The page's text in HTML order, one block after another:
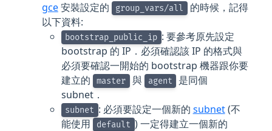
gce安裝設定的 group_vars/all 的時候，記得
以下資料:
bootstrap_public_ip : 要參考原先設定
bootstrap 的 IP．必須確認該 IP 的格式與
必須要確認一開始的 bootstrap 機器跟你要
建立的
master 與 agent
是同個
subnet．
subnet : 必須要設定一個新的 subnet(不
能使用
default ) 一定得建立一個新的